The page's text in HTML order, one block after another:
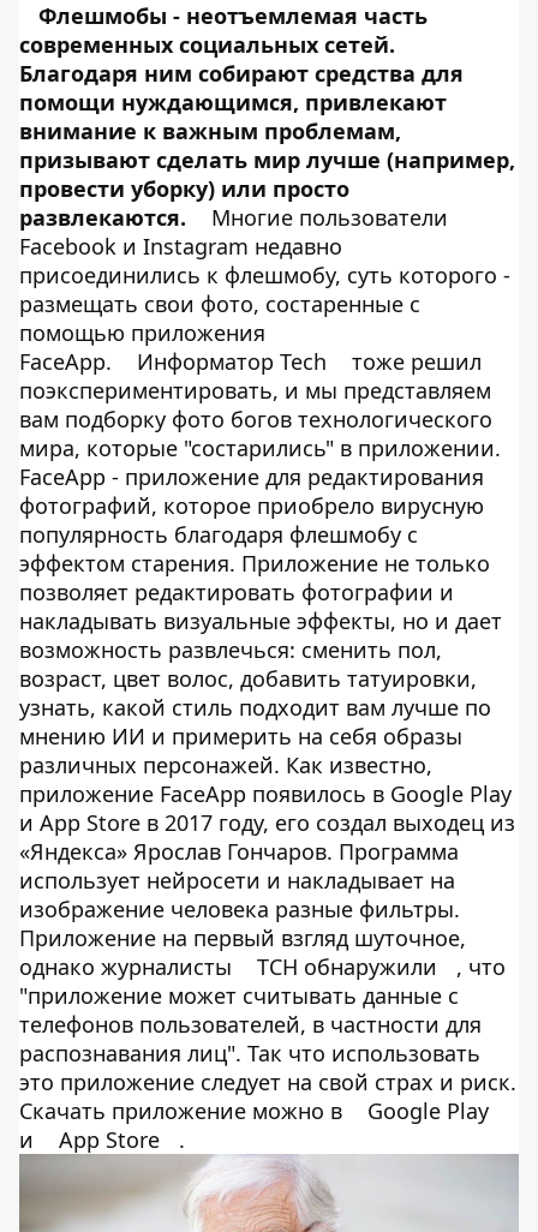
Флешмобы - неотъемлемая часть
современных социальных сетей.
Благодаря ним собирают средства для
помощи нуждающимся, привлекают
внимание к важным проблемам,
призывают сделать мир лучше (например,
провести уборку) или просто
развлекаются.
Многие пользователи
Facebook и Instagram недавно
присоединились к флешмобу, суть которого -
размещать свои фото, состаренные с
помощью приложения
FaceApp.
Информатор Tech
тоже решил
поэкспериментировать, и мы представляем
вам подборку фото богов технологического
мира, которые "состарились" в приложении.
FaceApp - приложение для редактирования
фотографий, которое приобрело вирусную
популярность благодаря флешмобу с
эффектом старения. Приложение не только
позволяет редактировать фотографии и
накладывать визуальные эффекты, но и дает
возможность развлечься: сменить пол,
возраст, цвет волос, добавить татуировки,
узнать, какой стиль подходит вам лучше по
мнению ИИ и примерить на себя образы
различных персонажей. Как известно,
приложение FaceApp появилось в Google Play
и App Store в 2017 году, его создал выходец из
«Яндекса» Ярослав Гончаров. Программа
использует нейросети и накладывает на
изображение человека разные фильтры.
Приложение на первый взгляд шуточное,
однако журналисты
ТСН обнаружили
, что
"приложение может считывать данные с
телефонов пользователей, в частности для
распознавания лиц". Так что использовать
это приложение следует на свой страх и риск.
Скачать приложение можно в
Google Play
и
App Store .